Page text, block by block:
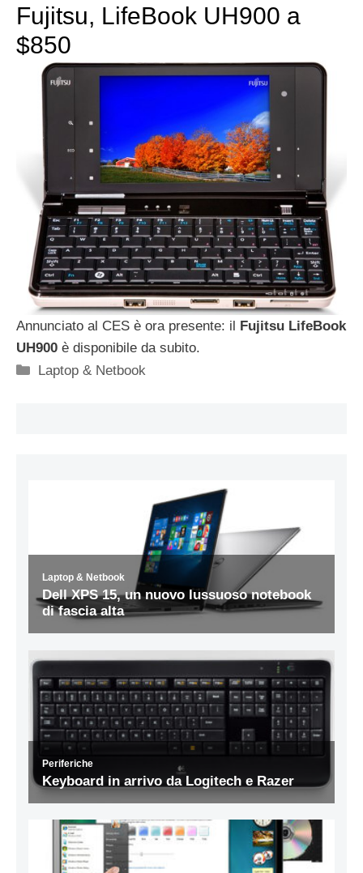
Fujitsu, LifeBook UH900 a
$850
Annunciato al CES è ora presente: il
Fujitsu LifeBook
UH900 è disponibile da subito.
Categorie
Laptop & Netbook